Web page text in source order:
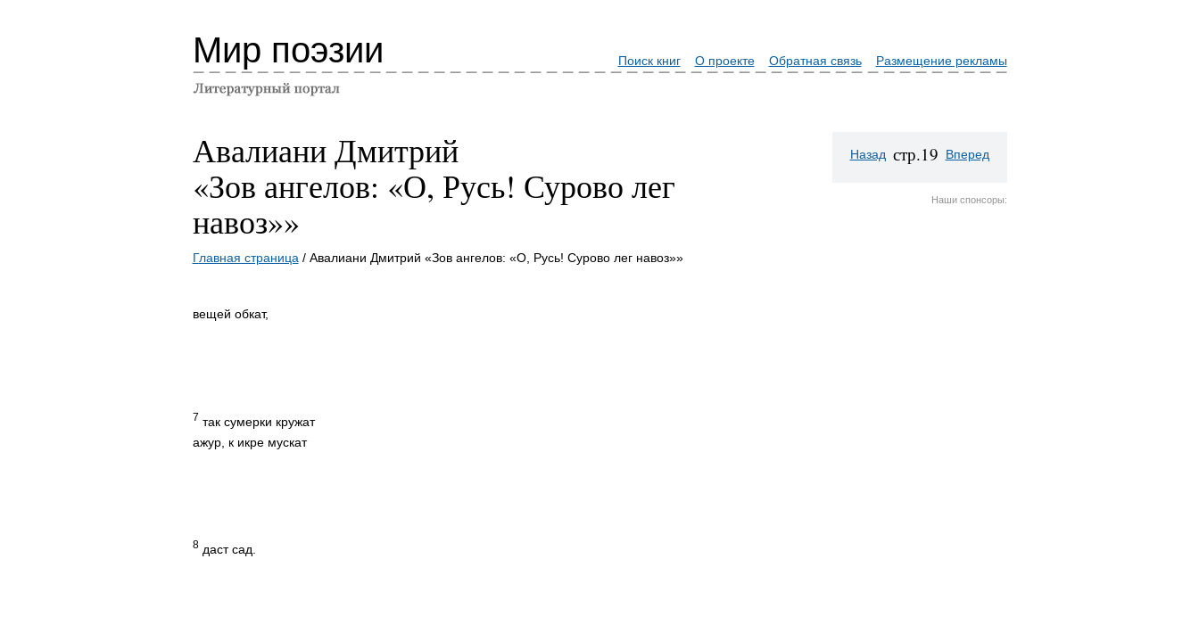
Мир поэзии Поиск книг О проекте Обратная связь Размещение рекламы
Авалиани Дмитрий
«Зов ангелов: «О, Русь! Сурово лег
навоз»»
Главная страница / Авалиани Дмитрий «Зов ангелов: «О, Русь! Сурово лег навоз»»
вещей обкат,
7 так сумерки кружат
ажур, к икре мускат
8даст сад.
Назад стр.19 Вперед
Наши спонсоры: